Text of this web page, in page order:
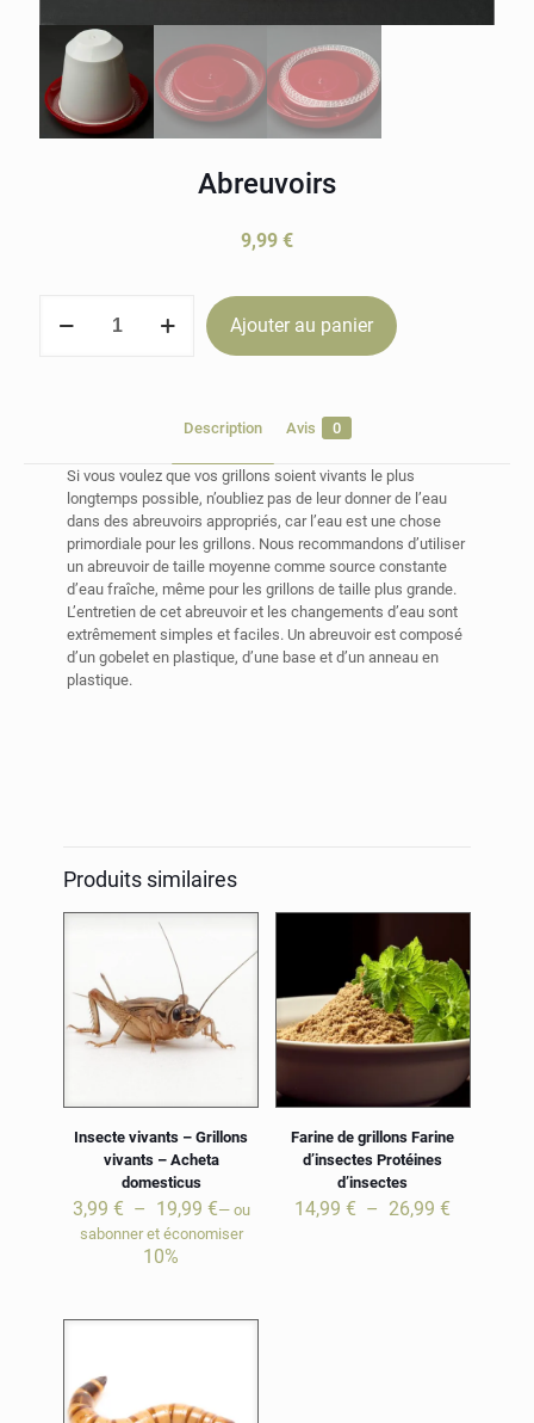
Abreuvoirs
9,99 €
Ajouter au panier
Description Avis 0
Si vous voulez que vos grillons soient vivants le plus
longtemps possible, n’oubliez pas de leur donner de l’eau
dans des abreuvoirs appropriés, car l’eau est une chose
primordiale pour les grillons. Nous recommandons d’utiliser
un abreuvoir de taille moyenne comme source constante
d’eau fraîche, même pour les grillons de taille plus grande.
L’entretien de cet abreuvoir et les changements d’eau sont
extrêmement simples et faciles. Un abreuvoir est composé
d’un gobelet en plastique, d’une base et d’un anneau en
plastique.
sur “Abreuvoirs”
Votre adresse e-mail ne sera pas publiée. Les champs
obligatoires sont indiqués avec
Votre note
1 étoile
2 étoiles
3 étoiles
4 étoiles
sur 5
mail
Produits similaires
Insecte vivants – Grillons
vivants – Acheta
domesticus
3,99 € – 19,99 €Plage
de
19,99 €
—ou
sabonner et économiser
10%
Farine de grillons Farine
d’insectes Protéines
d’insectes
14,99€ – 26,99€